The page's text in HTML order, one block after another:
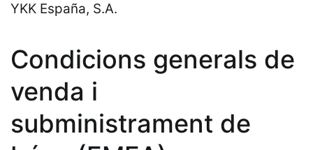
YKK España, S.A.
Condicions generals de
venda i
subministrament de